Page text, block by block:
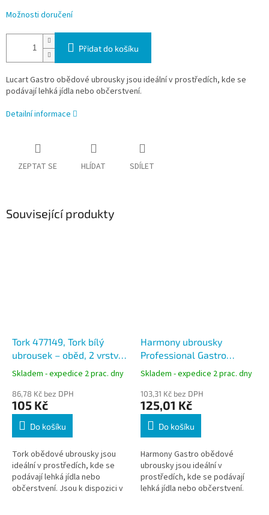
Možnosti doručení
Přidat do košíku
Lucart Gastro obědové ubrousky jsou ideální v prostředích, kde se
podávají lehká jídla nebo občerstvení.
Detailní informace
ZEPTAT SE HLÍDAT SDÍLET
Související produkty
Tork 477149, Tork bílý
ubrousek – oběd, 2 vrstvy,
33x33 cm
Skladem - expedice 2 prac. dny
86,78 Kč bez DPH
105 Kč
Do košíku
Tork obědové ubrousky jsou
ideální v prostředích, kde se
podávají lehká jídla nebo
občerstvení. Jsou k dispozici v
Harmony ubrousky
Professional Gastro
krémové 33x33 cm, 2-
vrstvé / 250 ks
Skladem - expedice 2 prac. dny
103,31 Kč bez DPH
125,01 Kč
Do košíku
Harmony Gastro obědové
ubrousky jsou ideální v
prostředích, kde se podávají
lehká jídla nebo občerstvení.